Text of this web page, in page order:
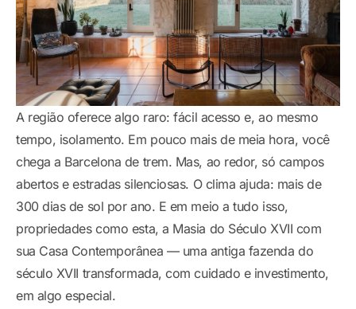
A região oferece algo raro: fácil acesso e, ao mesmo
tempo, isolamento. Em pouco mais de meia hora, você
chega a Barcelona de trem. Mas, ao redor, só campos
abertos e estradas silenciosas. O clima ajuda: mais de
300 dias de sol por ano. E em meio a tudo isso,
propriedades como esta, a Masia do Século XVII com
sua Casa Contemporânea — uma antiga fazenda do
século XVII transformada, com cuidado e investimento,
em algo especial.